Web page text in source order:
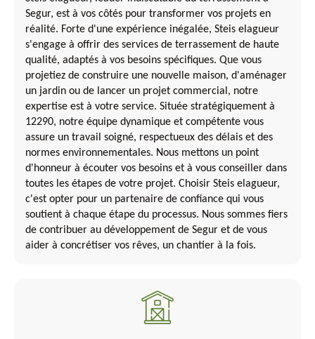
Segur, est à vos côtés pour transformer vos projets en
réalité. Forte d'une expérience inégalée, Steis elagueur
s'engage à offrir des services de terrassement de haute
qualité, adaptés à vos besoins spécifiques. Que vous
projetiez de construire une nouvelle maison, d'aménager
un jardin ou de lancer un projet commercial, notre
expertise est à votre service. Située stratégiquement à
12290, notre équipe dynamique et compétente vous
assure un travail soigné, respectueux des délais et des
normes environnementales. Nous mettons un point
d'honneur à écouter vos besoins et à vous conseiller dans
toutes les étapes de votre projet. Choisir Steis elagueur,
c'est opter pour un partenaire de confiance qui vous
soutient à chaque étape du processus. Nous sommes fiers
de contribuer au développement de Segur et de vous
aider à concrétiser vos rêves, un chantier à la fois.